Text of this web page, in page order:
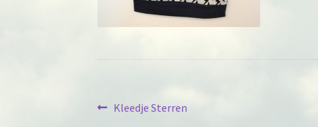
Berichtnavigatie
Previous
Kleedje Sterren